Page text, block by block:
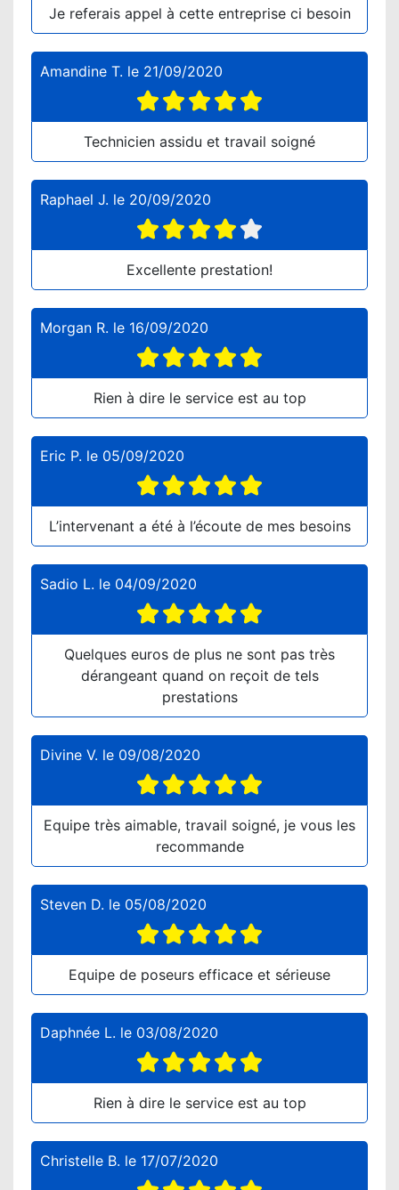
Je referais appel à cette entreprise ci besoin
Amandine T. le 21/09/2020
Technicien assidu et travail soigné
Raphael J. le 20/09/2020
Excellente prestation!
Morgan R. le 16/09/2020
Rien à dire le service est au top
Eric P. le 05/09/2020
L’intervenant a été à l’écoute de mes besoins
Sadio L. le 04/09/2020
Quelques euros de plus ne sont pas très
dérangeant quand on reçoit de tels
prestations
Divine V. le 09/08/2020
Equipe très aimable, travail soigné, je vous les
recommande
Steven D. le 05/08/2020
Equipe de poseurs efficace et sérieuse
Daphnée L. le 03/08/2020
Rien à dire le service est au top
Christelle B. le 17/07/2020